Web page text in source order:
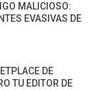
MALICIOSO:
EVASIVAS DE
DE
TU EDITOR DE